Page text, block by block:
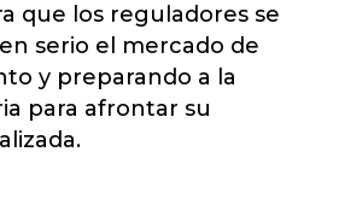
que los reguladores se
serio el mercado de
y preparando a la
para afrontar su